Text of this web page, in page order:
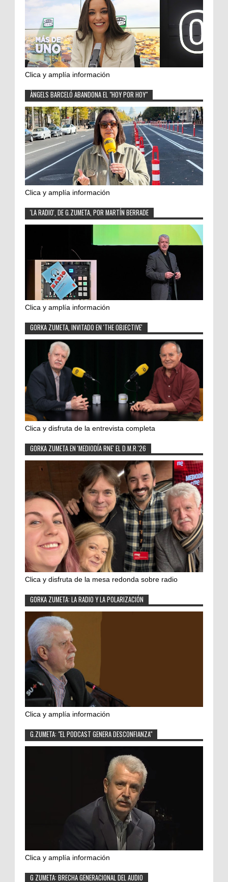
Clica y amplía información
ÀNGELS BARCELÓ ABANDONA EL "HOY POR HOY"
Clica y amplía información
'LA RADIO', DE G.ZUMETA, POR MARTÍN BERRADE
Clica y amplía información
GORKA ZUMETA, INVITADO EN 'THE OBJECTIVE'
Clica y disfruta de la entrevista completa
GORKA ZUMETA EN 'MEDIODÍA RNE' EL D.M.R.'26
Clica y disfruta de la mesa redonda sobre radio
GORKA ZUMETA: LA RADIO Y LA POLARIZACIÓN
Clica y amplía información
G.ZUMETA: "EL PODCAST GENERA DESCONFIANZA"
Clica y amplía información
G ZUMETA: BRECHA GENERACIONAL DEL AUDIO